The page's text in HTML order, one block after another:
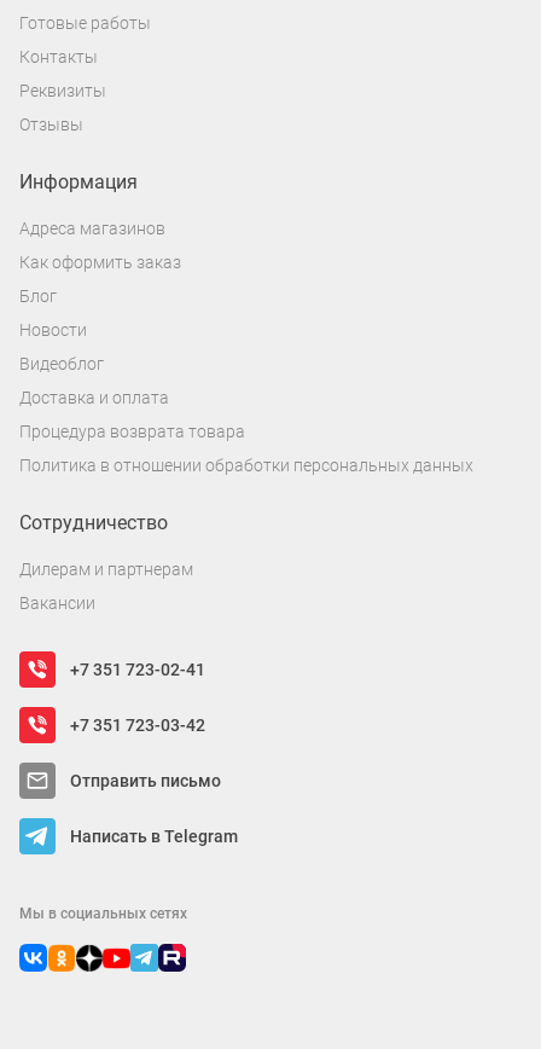
Готовые работы
Контакты
Реквизиты
Отзывы
Информация
Адреса магазинов
Как оформить заказ
Блог
Новости
Видеоблог
Доставка и оплата
Процедура возврата товара
Политика в отношении обработки персональных данных
Сотрудничество
Дилерам и партнерам
Вакансии
+7 351 723-02-41
+7 351 723-03-42
Отправить письмо
Написать в Telegram
Мы в социальных сетях